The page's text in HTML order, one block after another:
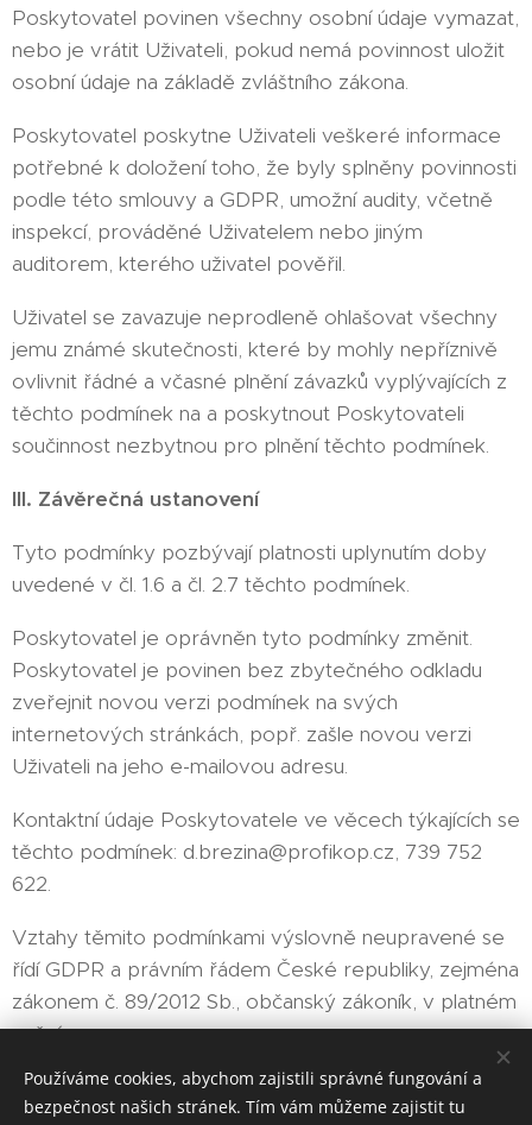
Poskytovatel povinen všechny osobní údaje vymazat,
nebo je vrátit Uživateli, pokud nemá povinnost uložit
osobní údaje na základě zvláštního zákona.
Poskytovatel poskytne Uživateli veškeré informace
potřebné k doložení toho, že byly splněny povinnosti
podle této smlouvy a GDPR, umožní audity, včetně
inspekcí, prováděné Uživatelem nebo jiným
auditorem, kterého uživatel pověřil.
Uživatel se zavazuje neprodleně ohlašovat všechny
jemu známé skutečnosti, které by mohly nepříznivě
ovlivnit řádné a včasné plnění závazků vyplývajících z
těchto podmínek na a poskytnout Poskytovateli
součinnost nezbytnou pro plnění těchto podmínek.
III. Závěrečná ustanovení
Tyto podmínky pozbývají platnosti uplynutím doby
uvedené v čl. 1.6 a čl. 2.7 těchto podmínek.
Poskytovatel je oprávněn tyto podmínky změnit.
Poskytovatel je povinen bez zbytečného odkladu
zveřejnit novou verzi podmínek na svých
internetových stránkách, popř. zašle novou verzi
Uživateli na jeho e-mailovou adresu.
Kontaktní údaje Poskytovatele ve věcech týkajících se
těchto podmínek: d.brezina@profikop.cz, 739 752
622.
Vztahy těmito podmínkami výslovně neupravené se
řídí GDPR a právním řádem České republiky, zejména
zákonem č. 89/2012 Sb., občanský zákoník, v platném
znění.
Používáme cookies, abychom zajistili správné fungování a
bezpečnost našich stránek. Tím vám můžeme zajistit tu